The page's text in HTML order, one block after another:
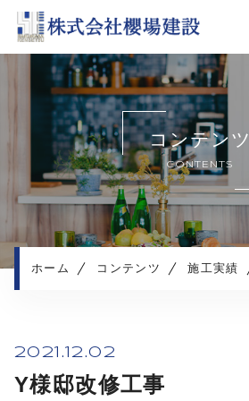
ホーム
当社について
新着情報
施工メニュー
施工実績
施工の流れ
コンテンツ
CONTENTS
ホーム コンテンツ 施工実績
2021.12.02
Y様邸改修工事